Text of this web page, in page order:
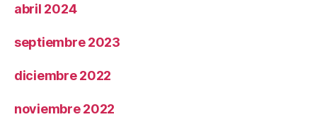
abril 2024
septiembre 2023
diciembre 2022
noviembre 2022